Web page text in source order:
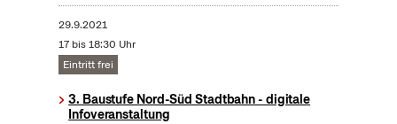
29.9.2021
17 bis 18:30 Uhr
Eintritt frei
3. Baustufe Nord-Süd Stadtbahn - digitale
Infoveranstaltung